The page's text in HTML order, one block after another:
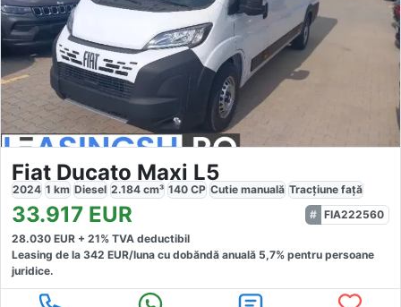
Fiat Ducato Maxi L5
2024 1 km Diesel 2.184 cm³ 140 CP Cutie manuală Tracțiune față
33.917 EUR
FIA222560
28.030 EUR + 21% TVA deductibil
Leasing de la 342 EUR/luna cu dobăndă anuală 5,7% pentru persoane
juridice.